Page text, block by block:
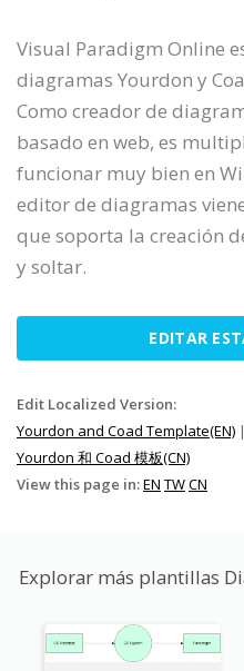
Visual Paradigm Online
diagramas Yourdon y
Como creador de
basado en web, es
funcionar muy bien en
editor de diagramas
que soporta la creación
y soltar.
EDITAR
Edit Localized Version:
Yourdon and Coad Template(EN) |
Yourdon 和 Coad 模板(CN)
View this page in:EN TWCN
Explorar más plantillas